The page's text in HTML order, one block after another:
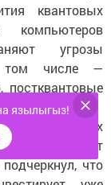
квантовых
компьютеров
угрозы
том числе —
фактора.
квантовых
президент
что
язылыгыз!